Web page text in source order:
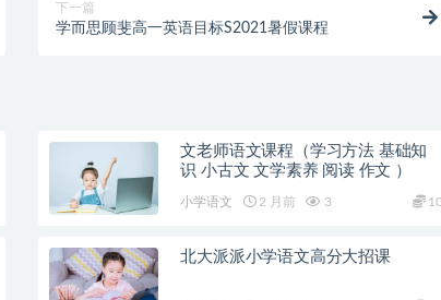
下一篇
学而思顾斐高一英语目标S2021暑假课程
文老师语文课程（学习方法 基础知
识 小古文 文学素养 阅读 作文 ）
小学语文 2 月前 3
北大派派小学语文高分大招课